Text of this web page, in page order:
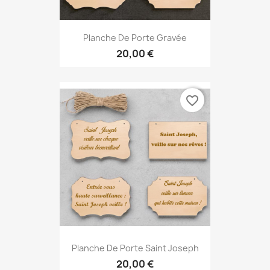
Planche De Porte Gravée
20,00 €
Planche De Porte Saint Joseph
20,00 €
favorite_border